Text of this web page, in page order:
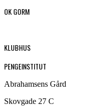
OK GORM
KLUBHUS
PENGEINSTITUT
Abrahamsens Gård
Skovgade 27 C